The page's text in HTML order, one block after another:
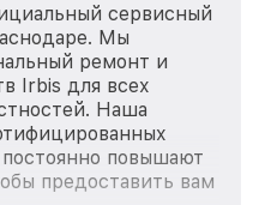
сервисный
Мы
ремонт и
Irbis для всех
Наша
повышают
предоставить вам